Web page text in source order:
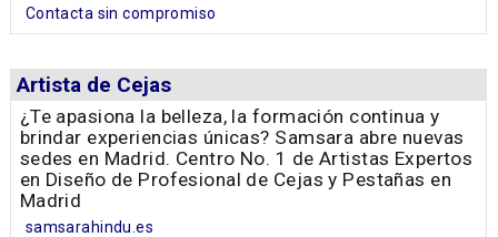
Contacta sin compromiso
Artista de Cejas
¿Te apasiona la belleza, la formación continua y
brindar experiencias únicas? Samsara abre nuevas
sedes en Madrid. Centro No. 1 de Artistas Expertos
en Diseño de Profesional de Cejas y Pestañas en
Madrid
samsarahindu.es